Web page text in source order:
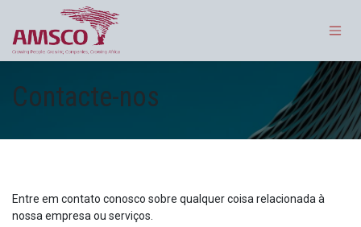
Pular para o conteúdo
Contacte-nos
Entre em contato conosco sobre qualquer coisa relacionada à
nossa empresa ou serviços.